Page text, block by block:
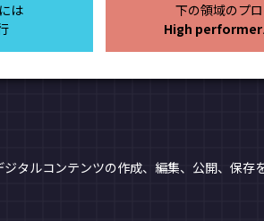
は
下の領域のプ
High performer
タルコンテンツの作成、編集、公開、保存